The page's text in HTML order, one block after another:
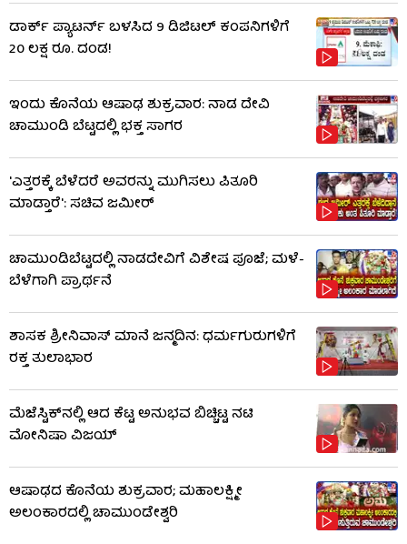
ಡಾರ್ಕ್ ಪ್ಯಾಟರ್ನ್ ಬಳಸಿದ 9 ಡಿಜಿಟಲ್ ಕಂಪನಿಗಳಿಗೆ
20 ಲಕ್ಷ ರೂ. ದಂಡ!
ಇಂದು ಕೊನೆಯ ಆಷಾಢ ಶುಕ್ರವಾರ: ನಾಡ ದೇವಿ
ಚಾಮುಂಡಿ ಬೆಟ್ಟದಲ್ಲಿ ಭಕ್ತ ಸಾಗರ
'ಎತ್ತರಕ್ಕೆ ಬೆಳೆದರೆ ಅವರನ್ನು ಮುಗಿಸಲು ಪಿತೂರಿ
ಮಾಡ್ತಾರೆ': ಸಚಿವ ಜಮೀರ್​​
ಚಾಮುಂಡಿಬೆಟ್ಟದಲ್ಲಿ ನಾಡದೇವಿಗೆ ವಿಶೇಷ ಪೂಜೆ; ಮಳೆ-
ಬೆಳೆಗಾಗಿ ಪ್ರಾರ್ಥನೆ
ಶಾಸಕ ಶ್ರೀನಿವಾಸ್ ಮಾನೆ ಜನ್ಮದಿನ: ಧರ್ಮಗುರುಗಳಿಗೆ
ರಕ್ತ ತುಲಾಭಾರ
ಮೆಜೆಸ್ಟಿಕ್​​ನಲ್ಲಿ ಆದ ಕೆಟ್ಟ ಅನುಭವ ಬಿಚ್ಚಿಟ್ಟ ನಟಿ
ಮೋನಿಷಾ ವಿಜಯ್
ಆಷಾಢದ ಕೊನೆಯ ಶುಕ್ರವಾರ; ಮಹಾಲಕ್ಷ್ಮೀ
ಅಲಂಕಾರದಲ್ಲಿ ಚಾಮುಂಡೇಶ್ವರಿ